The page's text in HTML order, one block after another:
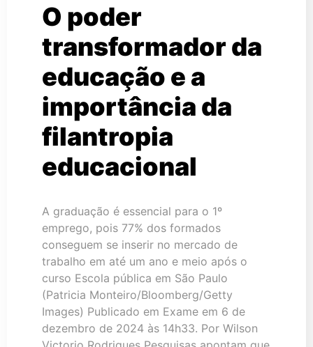
O poder
transformador da
educação e a
importância da
filantropia
educacional
A graduação é essencial para o 1º
emprego, pois 77% dos formados
conseguem se inserir no mercado de
trabalho em até um ano e meio após o
curso Escola pública em São Paulo
(Patricia Monteiro/Bloomberg/Getty
Images) Publicado em Exame em 6 de
dezembro de 2024 às 14h33. Por Wilson